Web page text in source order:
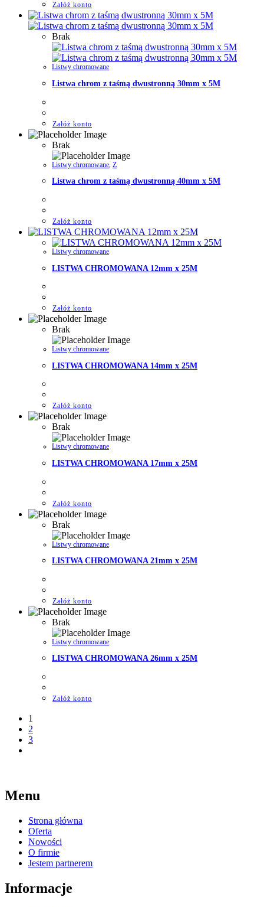
Załóż konto
Brak
Listwy chromowane
Listwa chrom z taśmą dwustronną 30mm x 5M
Załóż konto
Brak
Listwy chromowane Z
Listwa chrom z taśmą dwustronną 40mm x 5M
Załóż konto
Listwy chromowane
LISTWA CHROMOWANA 12mm x 25M
Załóż konto
Brak
Listwy chromowane
LISTWA CHROMOWANA 14mm x 25M
Załóż konto
Brak
Listwy chromowane
LISTWA CHROMOWANA 17mm x 25M
Załóż konto
Brak
Listwy chromowane
LISTWA CHROMOWANA 21mm x 25M
Załóż konto
Brak
Listwy chromowane
LISTWA CHROMOWANA 26mm x 25M
Załóż konto
1
2
3
Menu
Strona główna
Oferta
Nowości
O firmie
Jestem partnerem
Informacje